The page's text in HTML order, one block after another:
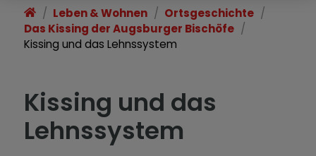
Erwähnung.
Das Kissing der Augsburger
Augsburg, Kissing und die Reformation
Kirchen in Kissing: Die Augsburger
Bischöfe und die Kirche St. Stephan
Leben & Wohnen
Ortsgeschichte
Das Kissing der Augsburger Bischöfe
Kissing und das Lehnssystem
Kissing und das
Lehnssystem